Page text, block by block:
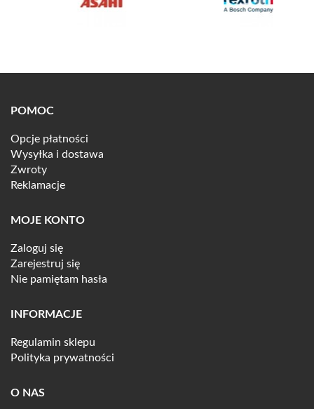
POMOC
Opcje płatności
Wysyłka i dostawa
Zwroty
Reklamacje
MOJE KONTO
Zaloguj się
Zarejestruj się
Nie pamiętam hasła
INFORMACJE
Regulamin sklepu
Polityka prywatności
O NAS